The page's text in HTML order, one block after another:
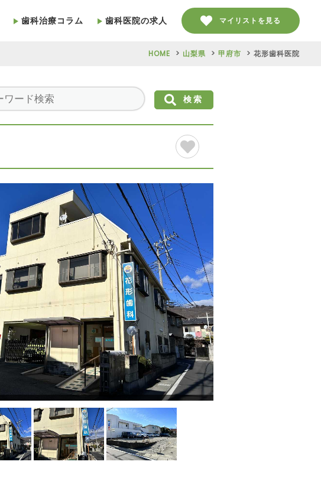
歯科治療コラム 歯科医院の求人 マイリストを見る
HOME 山梨県 甲府市 花形歯科医院
検索